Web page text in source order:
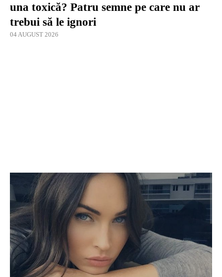
una toxică? Patru semne pe care nu ar
trebui să le ignori
04 AUGUST 2026